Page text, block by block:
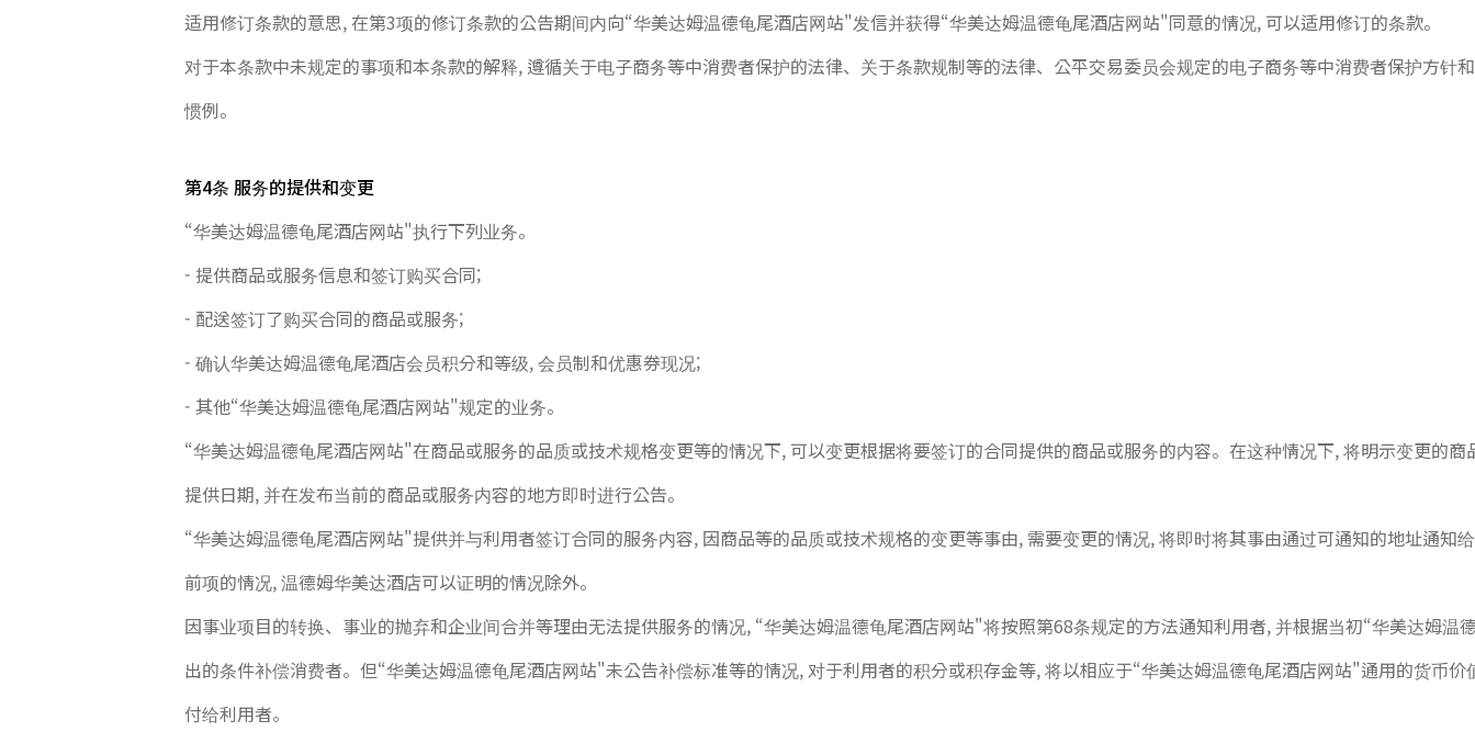
适用修订条款的意思, 在第3项的修订条款的公告期间内向“华美达姆温德龟尾酒店网站"发信并获得“华美达姆温德龟尾酒店网站"同意的情况, 可以适用修订的条款。
对于本条款中未规定的事项和本条款的解释, 遵循关于电子商务等中消费者保护的法律、关于条款规制等的法律、公平交易委员会规定的电子商务等中消费者保护方针
惯例。
第4条 服务的提供和变更
“华美达姆温德龟尾酒店网站"执行下列业务。
- 提供商品或服务信息和签订购买合同;
- 配送签订了购买合同的商品或服务;
- 确认华美达姆温德龟尾酒店会员积分和等级, 会员制和优惠券现况;
- 其他“华美达姆温德龟尾酒店网站"规定的业务。
“华美达姆温德龟尾酒店网站"在商品或服务的品质或技术规格变更等的情况下, 可以变更根据将要签订的合同提供的商品或服务的内容。在这种情况下, 将明示变更的商
提供日期, 并在发布当前的商品或服务内容的地方即时进行公告。
“华美达姆温德龟尾酒店网站"提供并与利用者签订合同的服务内容, 因商品等的品质或技术规格的变更等事由, 需要变更的情况, 将即时将其事由通过可通知的地址通知
前项的情况, 温德姆华美达酒店可以证明的情况除外。
因事业项目的转换、事业的抛弃和企业间合并等理由无法提供服务的情况, “华美达姆温德龟尾酒店网站"将按照第68条规定的方法通知利用者, 并根据当初“华美达姆温
出的条件补偿消费者。但“华美达姆温德龟尾酒店网站"未公告补偿标准等的情况, 对于利用者的积分或积存金等, 将以相应于“华美达姆温德龟尾酒店网站"通用的货币价
付给利用者。